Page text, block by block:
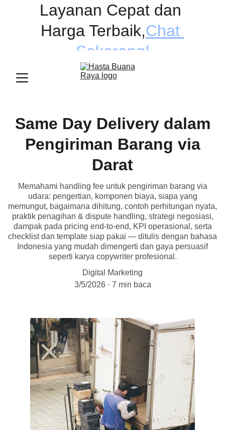
Layanan Cepat dan
Harga Terbaik,Chat
Sekarang!
Same Day Delivery dalam
Pengiriman Barang via
Darat
Memahami handling fee untuk pengiriman barang via
udara: pengertian, komponen biaya, siapa yang
memungut, bagaimana dihitung, contoh perhitungan nyata,
praktik penagihan & dispute handling, strategi negosiasi,
dampak pada pricing end-to-end, KPI operasional, serta
checklist dan template siap pakai — ditulis dengan bahasa
Indonesia yang mudah dimengerti dan gaya persuasif
seperti karya copywriter profesional.
Digital Marketing
3/5/2026
7 min baca